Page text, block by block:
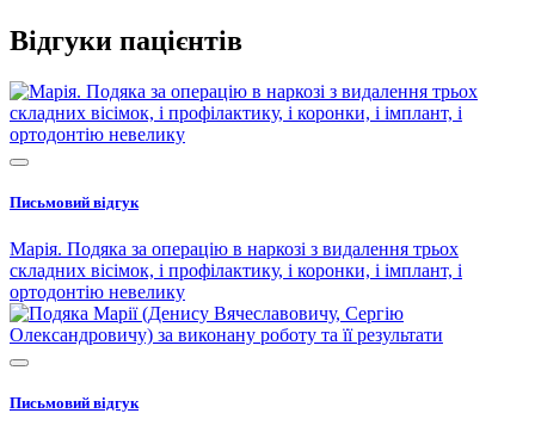
Відгуки пацієнтів
Письмовий відгук
Марія. Подяка за операцію в наркозі з видалення трьох
складних вісімок, і профілактику, і коронки, і імплант, і
ортодонтію невелику
Письмовий відгук